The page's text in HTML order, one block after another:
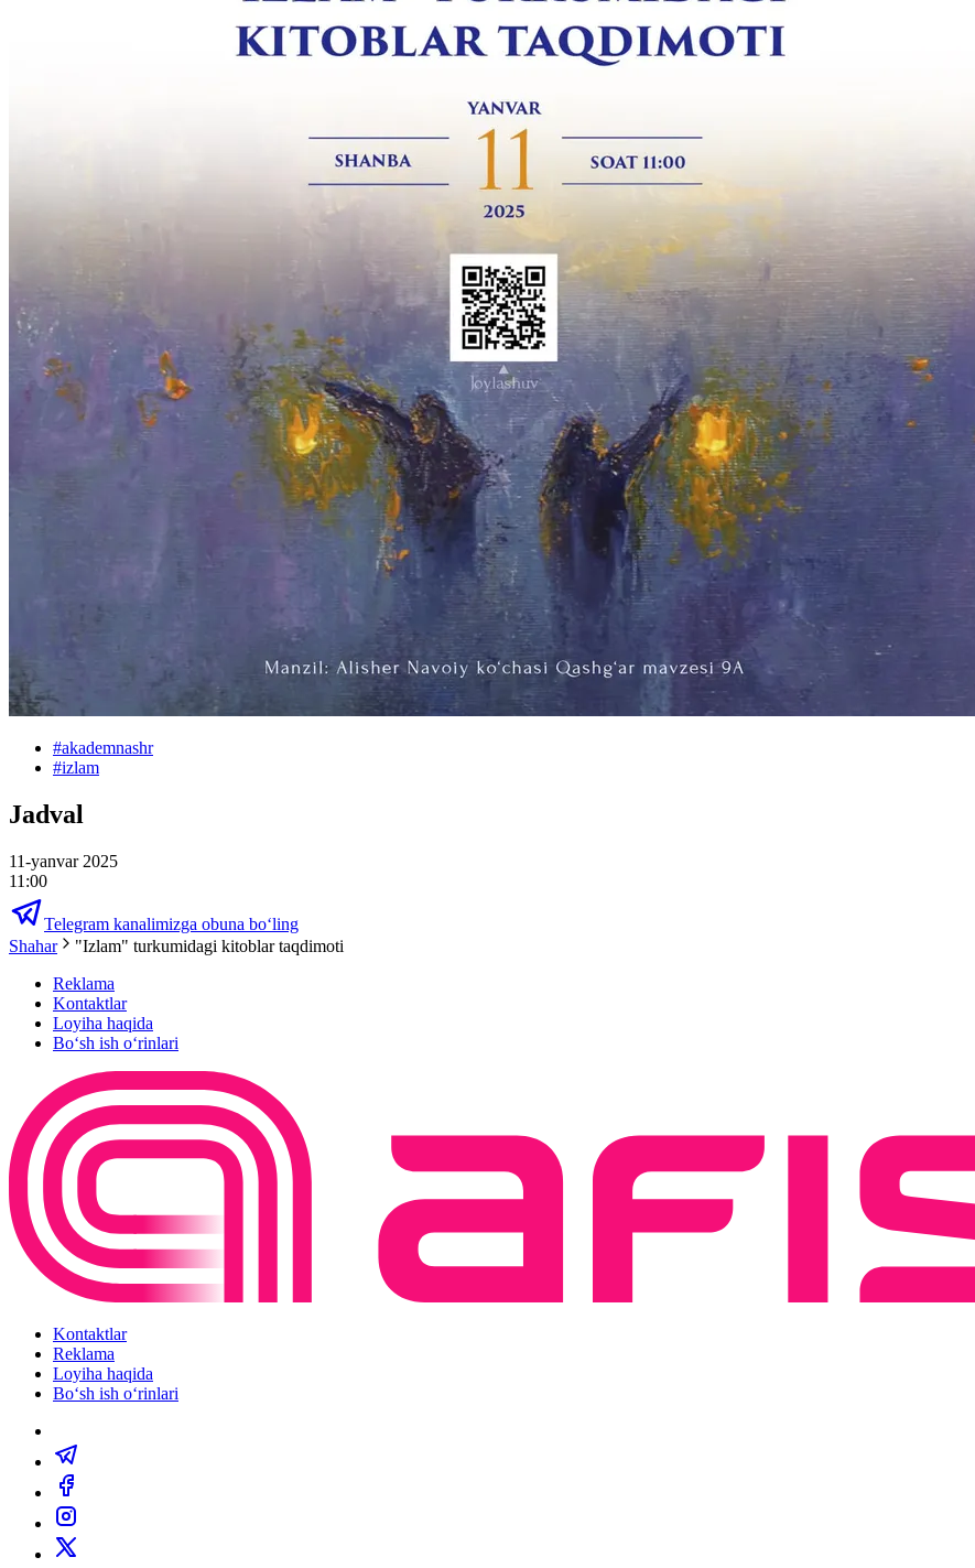
#akademnashr
#izlam
Jadval
11-yanvar 2025
11:00
Telegram kanalimizga obuna bo‘ling
Shahar
"Izlam" turkumidagi kitoblar taqdimoti
Reklama
Kontaktlar
Loyiha haqida
Bo‘sh ish o‘rinlari
Kontaktlar
Reklama
Loyiha haqida
Bo‘sh ish o‘rinlari